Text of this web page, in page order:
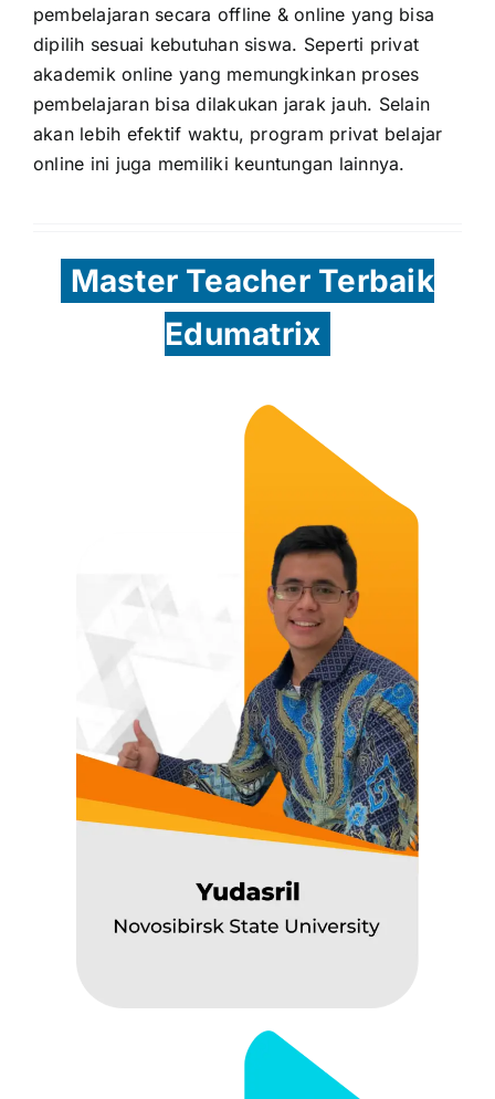
pembelajaran secara offline & online yang bisa
dipilih sesuai kebutuhan siswa. Seperti privat
akademik online yang memungkinkan proses
pembelajaran bisa dilakukan jarak jauh. Selain
akan lebih efektif waktu, program privat belajar
online ini juga memiliki keuntungan lainnya.
Master Teacher Terbaik
Edumatrix